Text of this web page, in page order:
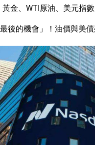
金、WTI原油、美元指
後的機會」！油價與美